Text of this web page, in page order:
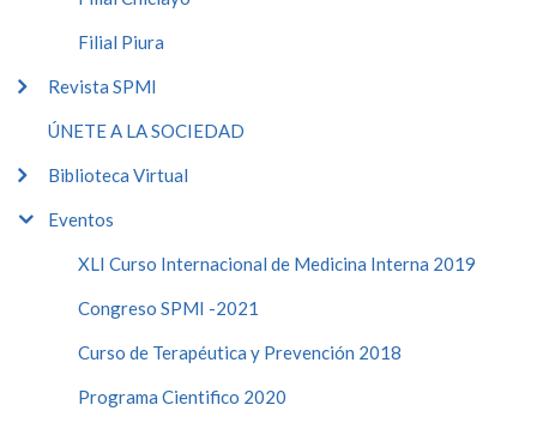
Filial Piura
Revista SPMI
ÚNETE A LA SOCIEDAD
Biblioteca Virtual
Eventos
XLI Curso Internacional de Medicina Interna 2019
Congreso SPMI -2021
Curso de Terapéutica y Prevención 2018
Programa Cientifico 2020